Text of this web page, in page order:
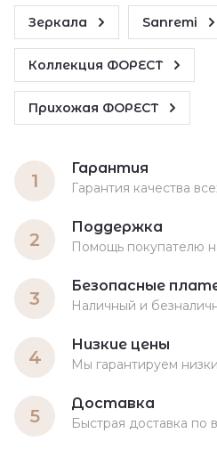
Зеркала Sanremi
Коллекция ФОРЕСТ
Прихожая ФОРЕСТ
1
Гарантия
Гарантия качества
2
Поддержка
Помощь покупателю
3
Безопасные
Наличный и
4
Низкие цены
Мы гарантируем
5
Доставка
Быстрая доставка по